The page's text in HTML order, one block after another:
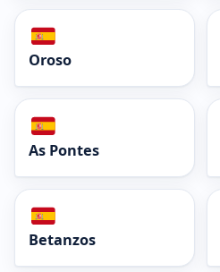
Oroso
As Pontes
Betanzos